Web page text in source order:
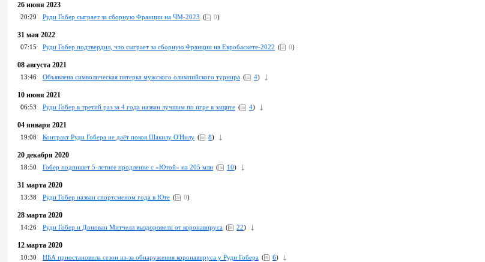
26 июня 2023
20:29 Руди Гобер сыграет за сборную Франции на ЧМ-2023 ( 0)
31 мая 2022
07:15 Руди Гобер подтвердил, что сыграет за сборную Франции на Евробаскете-2022 ( 0)
08 августа 2021
13:46 Объявлена символическая пятерка мужского олимпийского турнира ( 4)
10 июня 2021
06:53 Руди Гобер в третий раз за 4 года назван лучшим по игре в защите ( 4)
04 января 2021
19:08 Контракт Руди Гобера не даёт покоя Шакилу О′Нилу ( 8)
20 декабря 2020
18:50 Гобер подпишет 5-летнее продление с «Ютой» на 205 млн ( 10)
31 марта 2020
13:38 Руди Гобер назван спортсменом года в Юте ( 0)
28 марта 2020
14:26 Руди Гобер и Донован Митчелл выздоровели от коронавируса ( 22)
12 марта 2020
10:30 НБА приостановила сезон из-за обнаружения коронавируса у Руди Гобера ( 6)